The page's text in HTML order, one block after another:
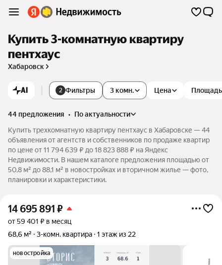
Купить 3-комнатную квартиру
пентхаус
Хабаровск
AI 2 Фильтры 3 комн. Цена Площадь
44 предложения •
по актуальности
Купить трехкомнатную квартиру пентхаус в Хабаровске — 44
объявления от агентств и собственников по продаже квартир
по цене от 11 794 639 ₽ до 18 823 888 ₽ на Яндекс
Недвижимости. В нашем каталоге предложения площадью от
50,8 м² до 88,1 м² в новостройках и вторичном жилье — фото,
планировки и характеристики.
14 695 891 ₽
от 59 401 ₽ в месяц
68,6 м²
3-комн. квартира 1 этаж из 22
новостройка